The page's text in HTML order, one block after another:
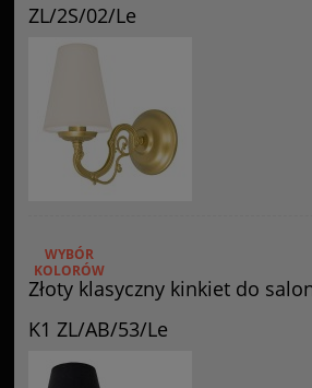
ZL/2S/02/Le
Złoty klasyczny kinkiet do
K1 ZL/AB/53/Le
WYBÓR
KOLORÓW